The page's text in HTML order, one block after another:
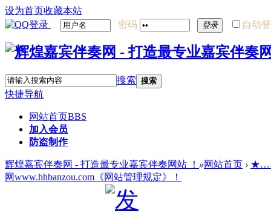
设为首页收藏本站
密码
登录 自动
搜索 搜索
快捷导航
网站首页BBS
加入会员
防盗制作
辉煌嘉宾伴奏网 - 打造最专业嘉宾伴奏网站 ！ »网站首页 ›
网www.hhbanzou.com《网站管理规定》！